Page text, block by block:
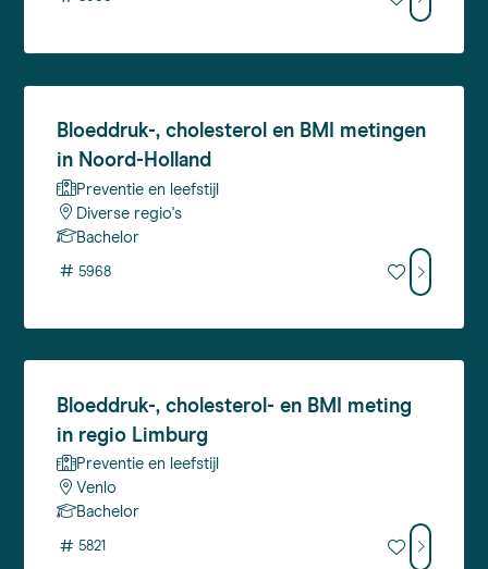
Bloeddruk-,cholesterol en BMI metingen
in Noord-Holland
Preventie en leefstijl
Diverse regio's
Bachelor
# 5968
Bloeddruk-,cholesterol- en BMI meting
in regio Limburg
Preventie en leefstijl
Venlo
Bachelor
# 5821